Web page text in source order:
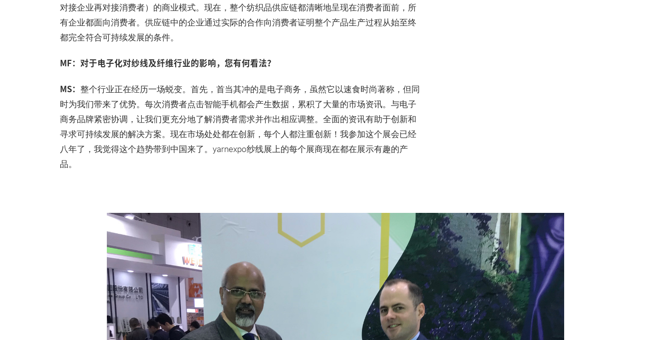
对接企业再对接消费者）的商业模式。现在，整个纺织品供应链都清晰地呈现在消费者面前，所
有企业都面向消费者。供应链中的企业通过实际的合作向消费者证明整个产品生产过程从始至终
都完全符合可持续发展的条件。
MF：对于电子化对纱线及纤维行业的影响，您有何看法？
MS： 整个行业正在经历一场蜕变。首先，首当其冲的是电子商务，虽然它以速食时尚著称，但同
时为我们带来了优势。每次消费者点击智能手机都会产生数据，累积了大量的市场资讯。与电子
商务品牌紧密协调，让我们更充分地了解消费者需求并作出相应调整。全面的资讯有助于创新和
寻求可持续发展的解决方案。现在市场处处都在创新，每个人都注重创新！我参加这个展会已经
八年了，我觉得这个趋势带到中国来了。yarnexpo纱线展上的每个展商现在都在展示有趣的产
品。